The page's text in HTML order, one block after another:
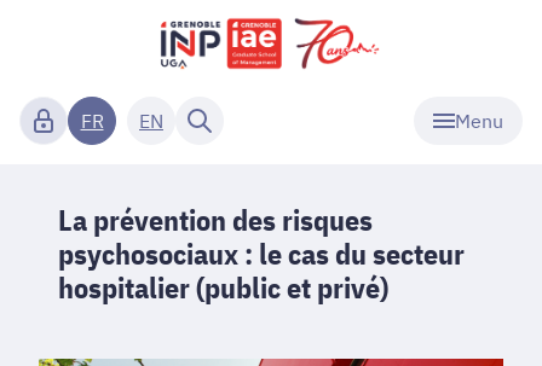
Menu
FR EN
La prévention des risques
psychosociaux : le cas du secteur
hospitalier (public et privé)